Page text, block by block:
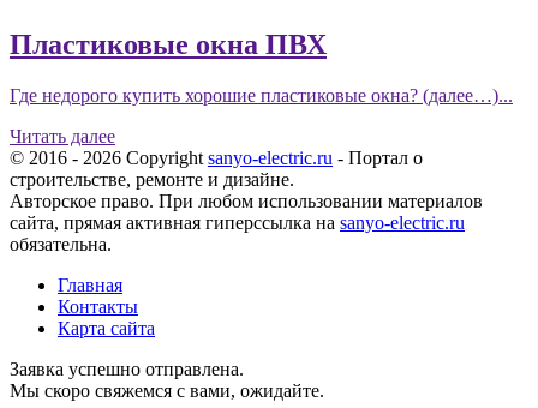
Пластиковые окна ПВХ
Где недорого купить хорошие пластиковые окна? (далее…)...
Читать далее
© 2016 - 2026 Copyright sanyo-electric.ru - Портал о
строительстве, ремонте и дизайне.
Авторское право. При любом использовании материалов
сайта, прямая активная гиперссылка на sanyo-electric.ru
обязательна.
Главная
Контакты
Карта сайта
Заявка успешно отправлена.
Мы скоро свяжемся с вами, ожидайте.